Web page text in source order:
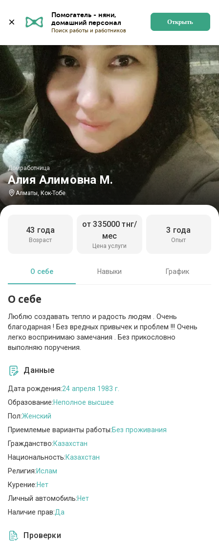
Помогатель - няни,
Поиск работы и работников
Открыть
Алия Алимовна М.
Домработница
Алматы, Кок-Тобе
Возраст
43 года
Цена услуги
от 335000 тнг/
мес
Опыт
3 года
О себе Навыки График
О себе
Люблю создавать тепло и радость людям . Очень
благодарная ! Без вредных привычек и проблем !!! Очень
легко воспринимаю замечания . Без прикословно
выполняю поручения.
Данные
Дата рождения:24 апреля 1983 г.
Образование:Неполное высшее
Пол:Женский
Приемлемые варианты работы:Без проживания
Гражданство:Казахстан
Национальность:Казахстан
Религия:Ислам
Курение:Нет
Личный автомобиль:Нет
Наличие прав:Да
Проверки